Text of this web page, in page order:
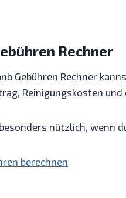
Rechner
Gebühren Rechner
Reinigungskosten
nützlich, wenn
berechnen